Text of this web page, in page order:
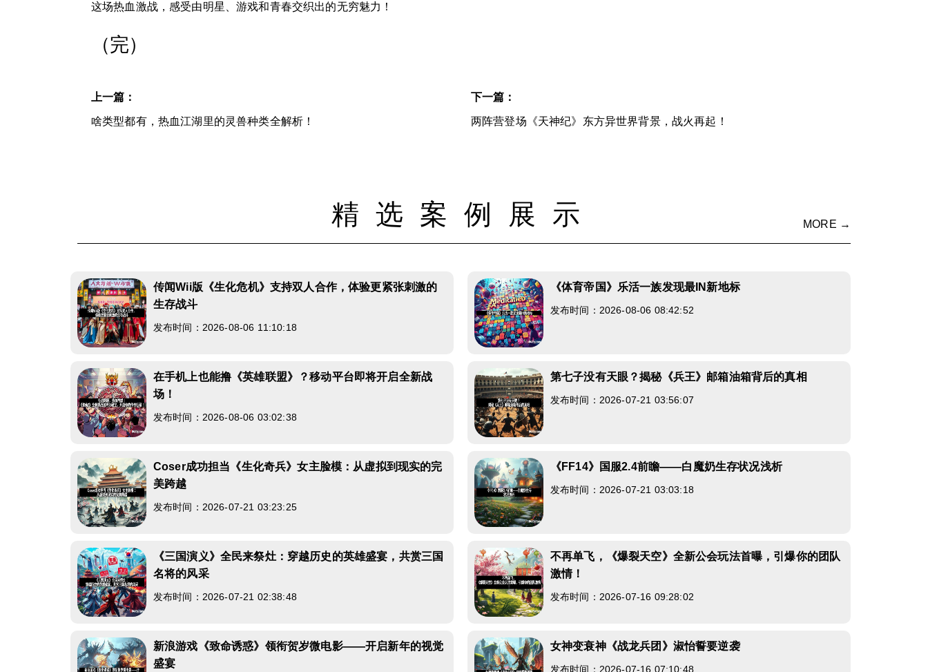
这场热血激战，感受由明星、游戏和青春交织出的无穷魅力！
（完）
上一篇：
啥类型都有，热血江湖里的灵兽种类全解析！
下一篇：
两阵营登场《天神纪》东方异世界背景，战火再起！
精选案例展示 MORE →
传闻Wii版《生化危机》支持双人合作，体验更紧张刺激的
生存战斗
发布时间：2026-08-06 11:10:18
《体育帝国》乐活一族发现最IN新地标
发布时间：2026-08-06 08:42:52
在手机上也能撸《英雄联盟》？移动平台即将开启全新战
场！
发布时间：2026-08-06 03:02:38
第七子没有天眼？揭秘《兵王》邮箱油箱背后的真相
发布时间：2026-07-21 03:56:07
Coser成功担当《生化奇兵》女主脸模：从虚拟到现实的完
美跨越
发布时间：2026-07-21 03:23:25
《FF14》国服2.4前瞻——白魔奶生存状况浅析
发布时间：2026-07-21 03:03:18
《三国演义》全民来祭灶：穿越历史的英雄盛宴，共赏三国
名将的风采
发布时间：2026-07-21 02:38:48
不再单飞，《爆裂天空》全新公会玩法首曝，引爆你的团队
激情！
发布时间：2026-07-16 09:28:02
新浪游戏《致命诱惑》领衔贺岁微电影——开启新年的视觉
盛宴
女神变衰神《战龙兵团》淑怡誓要逆袭
发布时间：2026-07-16 07:10:48